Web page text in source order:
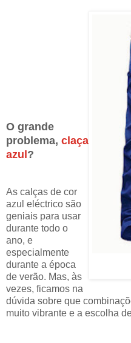
O grande
problema, claça
azul?
As calças de cor
azul eléctrico são
geniais para usar
durante todo o
ano, e
especialmente
durante a época
de verão. Mas, às
vezes, ficamos na
dúvida sobre que
muito vibrante e a escolha